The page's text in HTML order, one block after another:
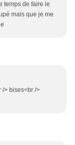
temps de faire le
mais que je me
/> bises<br />